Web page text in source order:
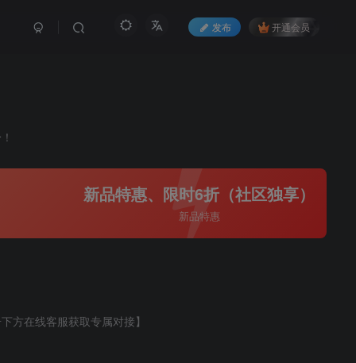
发布 开通会员
新品特惠、限时6折（社区独享）
新品特惠
方在线客服获取专属对接】